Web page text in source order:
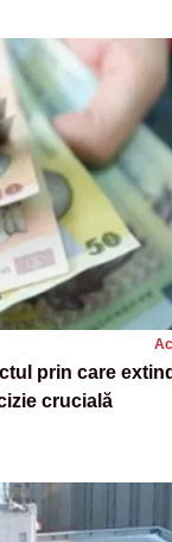
prin care
crucială